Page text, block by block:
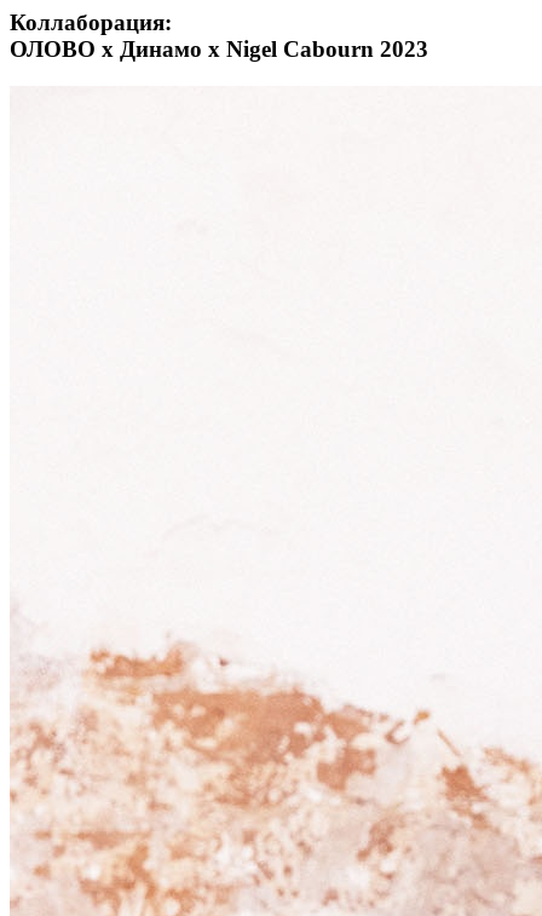
Коллаборация:
ОЛОВО х Динамо x Nigel Cabourn 2023